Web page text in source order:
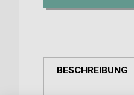
BESCHREIBUNG